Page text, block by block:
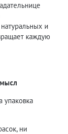
и
каждую
упаковка
ни